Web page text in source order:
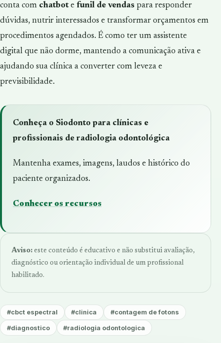
conta com chatbote funil de vendas para responder
dúvidas, nutrir interessados e transformar orçamentos em
procedimentos agendados. É como ter um assistente
digital que não dorme, mantendo a comunicação ativa e
ajudando sua clínica a converter com leveza e
previsibilidade.
Conheça o Siodonto para clínicas e
profissionais de radiologia odontológica
Mantenha exames, imagens, laudos e histórico do
paciente organizados.
Conhecer os recursos
Aviso: este conteúdo é educativo e não substitui avaliação,
diagnóstico ou orientação individual de um profissional
habilitado.
#cbct espectral #clinica #contagem de fotons
#diagnostico #radiologia odontologica